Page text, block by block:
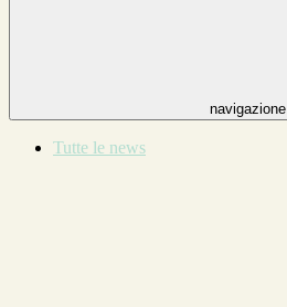
navigazione
Tutte le news